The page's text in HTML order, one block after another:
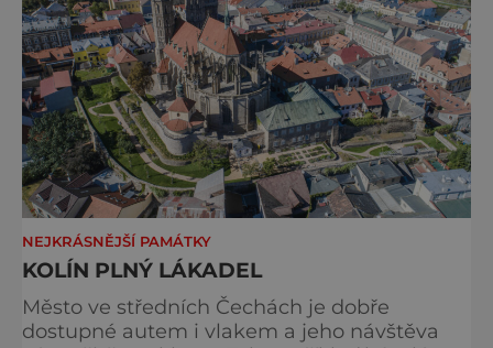
NEJKRÁSNĚJŠÍ PAMÁTKY
KOLÍN PLNÝ LÁKADEL
Město ve středních Čechách je dobře
dostupné autem i vlakem a jeho návštěva